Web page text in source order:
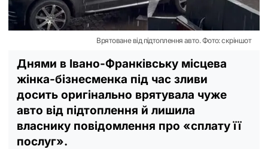
Врятоване від підтоплення авто. Фото: скріншот
Днями в Івано-Франківську місцева
жінка-бізнесменка під час зливи
досить оригінально врятувала чуже
авто від підтоплення й лишила
власнику повідомлення про «сплату її
послуг».